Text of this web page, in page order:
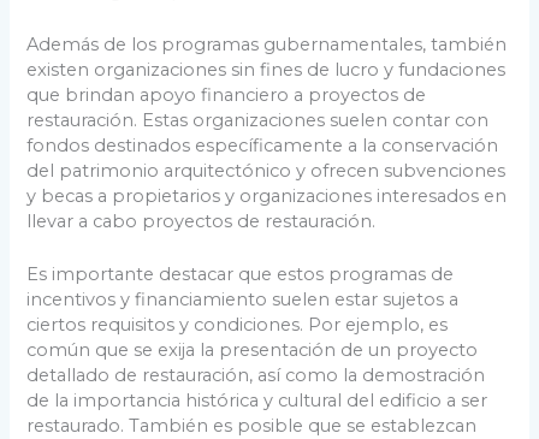
Además de los programas gubernamentales, también
existen organizaciones sin fines de lucro y fundaciones
que brindan apoyo financiero a proyectos de
restauración. Estas organizaciones suelen contar con
fondos destinados específicamente a la conservación
del patrimonio arquitectónico y ofrecen subvenciones
y becas a propietarios y organizaciones interesados en
llevar a cabo proyectos de restauración.
Es importante destacar que estos programas de
incentivos y financiamiento suelen estar sujetos a
ciertos requisitos y condiciones. Por ejemplo, es
común que se exija la presentación de un proyecto
detallado de restauración, así como la demostración
de la importancia histórica y cultural del edificio a ser
restaurado. También es posible que se establezcan